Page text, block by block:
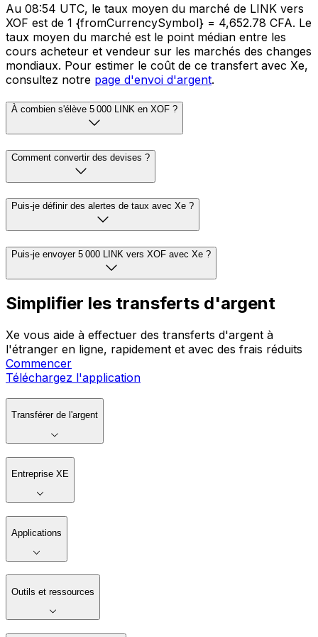
Au 08:54 UTC, le taux moyen du marché de LINK vers
XOF est de 1 {fromCurrencySymbol} = 4,652.78 CFA. Le
taux moyen du marché est le point médian entre les
cours acheteur et vendeur sur les marchés des changes
mondiaux. Pour estimer le coût de ce transfert avec Xe,
consultez notre page d'envoi d'argent.
À combien s'élève 5 000 LINK en XOF ?
Comment convertir des devises ?
Puis-je définir des alertes de taux avec Xe ?
Puis-je envoyer 5 000 LINK vers XOF avec Xe ?
Simplifier les transferts d'argent
Xe vous aide à effectuer des transferts d'argent à
l'étranger en ligne, rapidement et avec des frais réduits
Commencer
Téléchargez l'application
Transférer de l'argent
Entreprise XE
Applications
Outils et ressources